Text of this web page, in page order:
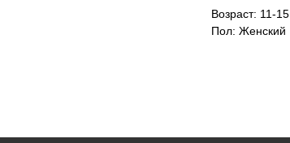
Возраст: 11-15
Пол: Женский